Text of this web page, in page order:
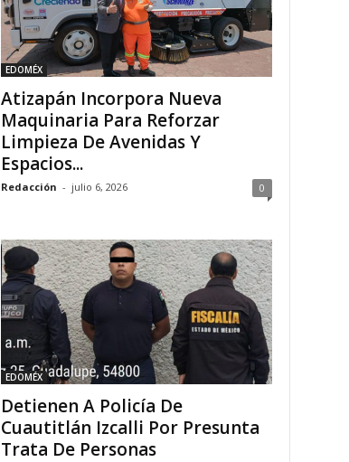
EDOMÉX
Atizapán Incorpora Nueva
Maquinaria Para Reforzar
Limpieza De Avenidas Y
Espacios...
Redacción - julio 6, 2026 0
EDOMÉX
Detienen A Policía De
Cuautitlán Izcalli Por Presunta
Trata De Personas